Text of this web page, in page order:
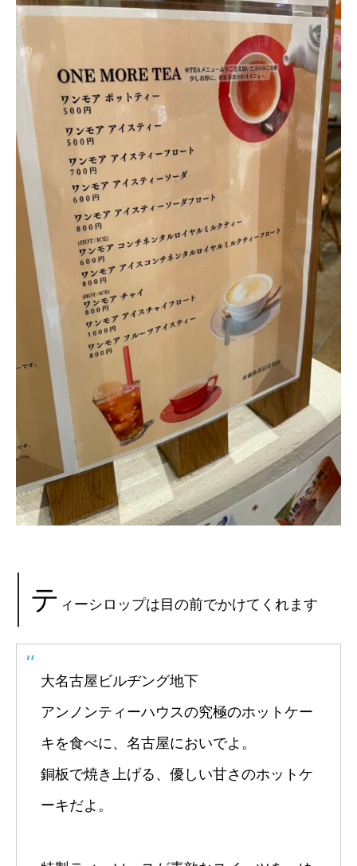
テ ィーシロップは目の前でかけてくれます
大名古屋ビルヂング地下
アンノンティーハウスの究極のホットケー
キを食べに、名古屋においでよ。
銅板で焼き上げる、優しい甘さのホットケ
ーキだよ。